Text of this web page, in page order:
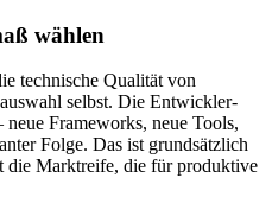
wählen
technische Qualität von
selbst. Die Entwickler-
Frameworks, neue Tools,
Folge. Das ist grundsätzlich
die Marktreife, die für produktive